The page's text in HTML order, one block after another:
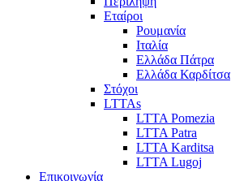
Εταίροι
Ρουμανία
Ιταλία
Ελλάδα Πάτρα
Ελλάδα Καρδίτσα
Στόχοι
LTTAs
LTTA Pomezia
LTTA Patra
LTTA Karditsa
LTTA Lugoj
Επικοινωνία